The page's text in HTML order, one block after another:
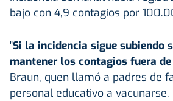
bajo con 4,9 contagios por
"Si la incidencia sigue subiendo
mantener los contagios fuera
Braun, quen llamó a padres de
personal educativo a vacunarse.